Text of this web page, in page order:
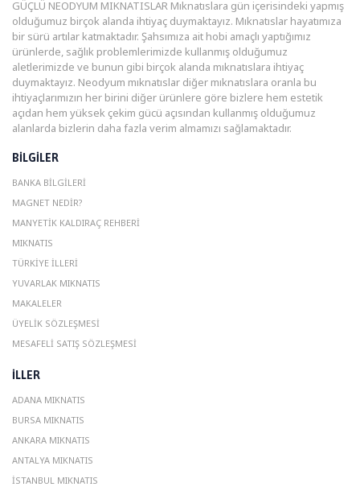
GÜÇLÜ NEODYUM MIKNATISLAR Mıknatıslara gün içerisindeki yapmış
olduğumuz birçok alanda ihtiyaç duymaktayız. Mıknatıslar hayatımıza
bir sürü artılar katmaktadır. Şahsımıza ait hobi amaçlı yaptığımız
ürünlerde, sağlık problemlerimizde kullanmış olduğumuz
aletlerimizde ve bunun gibi birçok alanda mıknatıslara ihtiyaç
duymaktayız. Neodyum mıknatıslar diğer mıknatıslara oranla bu
ihtiyaçlarımızın her birini diğer ürünlere göre bizlere hem estetik
açıdan hem yüksek çekim gücü açısından kullanmış olduğumuz
alanlarda bizlerin daha fazla verim almamızı sağlamaktadır.
BILGILER
BANKA BILGILERI
MAGNET NEDIR?
MANYETIK KALDIRAÇ REHBERI
MIKNATIS
TÜRKIYE İLLERI
YUVARLAK MIKNATIS
MAKALELER
ÜYELIK SÖZLEŞMESI
MESAFELI SATIŞ SÖZLEŞMESI
ILLER
ADANA MIKNATIS
BURSA MIKNATIS
ANKARA MIKNATIS
ANTALYA MIKNATIS
ISTANBUL MIKNATIS